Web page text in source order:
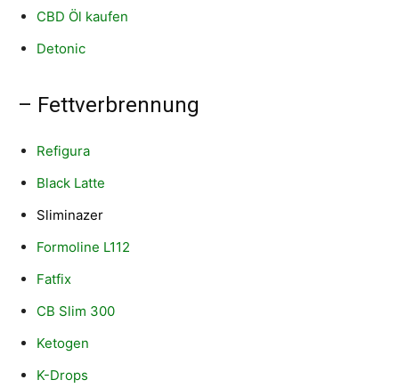
CBD Öl kaufen
Detonic
– Fettverbrennung
Refigura
Black Latte
Sliminazer
Formoline L112
Fatfix
CB Slim 300
Ketogen
K-Drops